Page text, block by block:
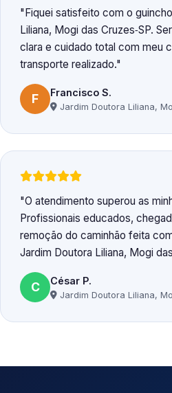
Fiquei satisfeito com o
Liliana, Mogi das Cruzes‑SP.
clara e cuidado total com meu
transporte realizado.
F Francisco S.
Jardim Doutora Liliana,
O atendimento superou as
Profissionais educados,
remoção do caminhão feita
Jardim Doutora Liliana, Mogi
C César P.
Jardim Doutora Liliana,